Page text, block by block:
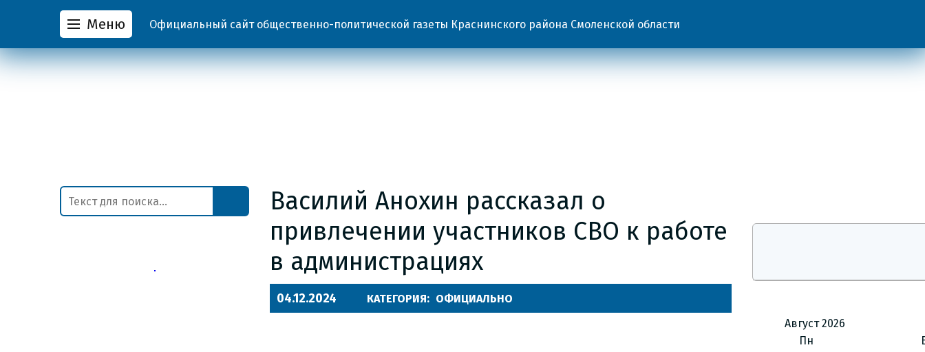
Меню Официальный сайт общественно-политической газеты Краснинского района Смоленской области
Василий Анохин рассказал о
привлечении участников СВО к работе
в администрациях
04.12.2024 КАТЕГОРИЯ: ОФИЦИАЛЬНО
Август 2026
Пн